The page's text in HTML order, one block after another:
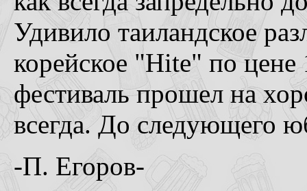
Удивило таиландское
корейское "Hite" по
фестиваль прошел на
всегда. До следующего
-П. Егоров-